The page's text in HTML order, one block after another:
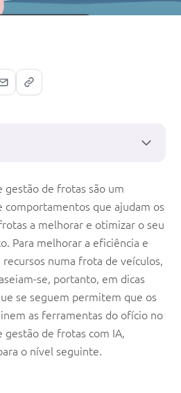
gestão de frotas são um
comportamentos que ajudam os
a melhorar e otimizar o seu
Para melhorar a eficiência e
numa frota de veículos,
se, portanto, em dicas
se seguem permitem que os
as ferramentas do ofício no
de frotas com IA,
o nível seguinte.